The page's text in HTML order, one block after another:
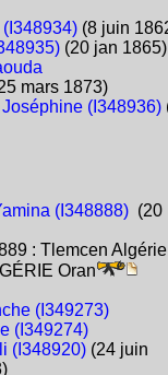
(8 juin
(20 jan 1865)
mars 1873)
(I348936)
(I348888)(20
: Tlemcen Algérie
Oran
(I349273)
(I349274)
(I348920)(24 juin